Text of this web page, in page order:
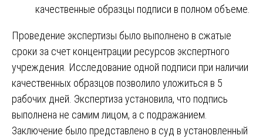
качественные образцы подписи в полном объеме.
Проведение экспертизы было выполнено в сжатые
сроки за счет концентрации ресурсов экспертного
учреждения. Исследование одной подписи при наличии
качественных образцов позволило уложиться в 5
рабочих дней. Экспертиза установила, что подпись
выполнена не самим лицом, а с подражанием.
Заключение было представлено в суд в установленный